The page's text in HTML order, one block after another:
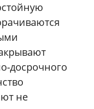
досрочного
не